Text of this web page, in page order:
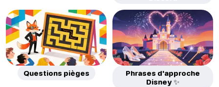
Questions pièges
Phrases d'approche
Disney ✨